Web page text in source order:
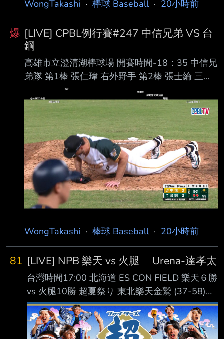
WongTakashi · 棒球 Baseball· 20小時前
爆 [LIVE] CPBL例行賽#247 中信兄弟 VS 台
鋼
高雄市立澄清湖棒球場 開賽時間-18：35 中信兄
弟隊 第1棒 張仁瑋 右外野手 第2棒 張士綸 三壘
手 第3棒 陳俊秀 一壘手 第4棒 詹子賢 左外野手
第5棒 王威晨 指定打擊 第6棒 江坤宇 游擊手 第7
棒 岳東華 二壘手 第8棒 高宇杰 捕手 第9棒 宋晟
睿 中外野手 先發投手 勝騎士 台鋼雄鷹隊 第1棒
王博玄 右外野手 第2棒 曾子祐 游擊手 第3棒 吳
念庭 三壘手 第4棒 魔 鷹 指定打擊 第5棒 陳文
杰 中外野手 第6棒 王柏融 左外野手 第7棒 宋柏
翰 一壘手 第8棒 黃劼希 二壘手 第
WongTakashi · 棒球 Baseball· 20小時前
81 [LIVE] NPB 樂天 vs 火腿 Urena-達孝太
台灣時間17:00 北海道 ES CON FIELD 樂天６勝
vs 火腿10勝 超夏祭り 東北樂天金鷲 (37-58)
AVG OBP SLG OPS HR RBI PA １. 中島大輔 (L)
RF .264 .324 .383 .707 2 16 255 ２. 佐藤直樹
(R) DH .268 .290 .447 .737 6 17 186 ３. 辰己